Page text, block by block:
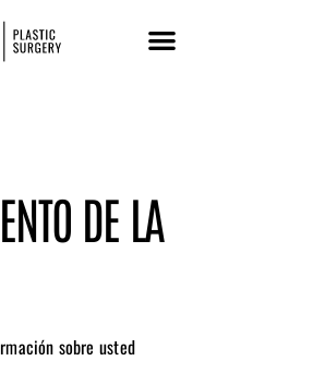
DE LA
sobre usted